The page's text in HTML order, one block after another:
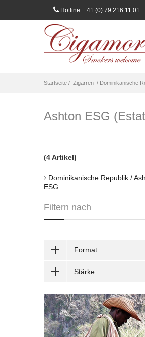
Hotline: +41 (0) 79 216 11 01
Startseite / Zigarren / Dominikanische
Ashton ESG
(4 Artikel)
Dominikanische Republik /
ESG
Filtern nach
Format
Stärke